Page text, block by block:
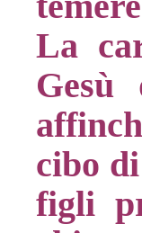
La
Gesù
cibo
figli